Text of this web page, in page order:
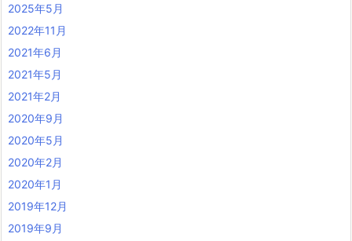
2025年5月
2022年11月
2021年6月
2021年5月
2021年2月
2020年9月
2020年5月
2020年2月
2020年1月
2019年12月
2019年9月